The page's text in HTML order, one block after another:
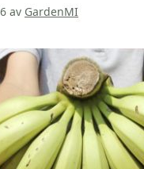
av GardenMI